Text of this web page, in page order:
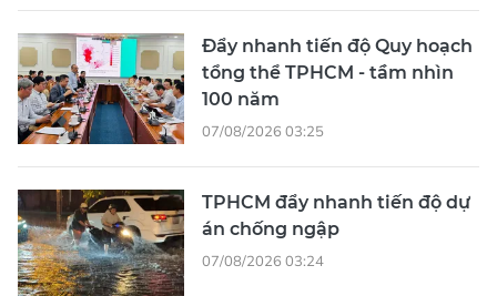
Đẩy nhanh tiến độ Quy hoạch
tổng thể TPHCM - tầm nhìn
100 năm
07/08/2026 03:25
TPHCM đẩy nhanh tiến độ dự
án chống ngập
07/08/2026 03:24